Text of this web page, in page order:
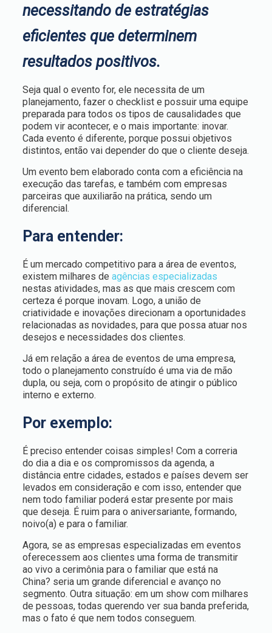
necessitandode estratégias
eficientes que determinem
resultados positivos.
Seja qual o evento for, ele necessita de um
planejamento, fazer o checklist e possuir uma equipe
preparada para todos os tipos de causalidades que
podem vir acontecer, e o mais importante: inovar.
Cada evento é diferente, porque possui objetivos
distintos, então vai depender do que o cliente deseja.
Um evento bem elaborado conta com a eficiência na
execução das tarefas, e também com empresas
parceiras que auxiliarão na prática, sendo um
diferencial.
Para entender:
É um mercado competitivo para a área de eventos,
existem milhares de agências especializadas
nestas atividades, mas as que mais crescem com
certeza é porque inovam. Logo, a união de
criatividade e inovações direcionam a oportunidades
relacionadas as novidades, para que possa atuar nos
desejos e necessidades dos clientes.
Já em relação a área de eventos de uma empresa,
todo o planejamento construído é uma via de mão
dupla, ou seja, com o propósito de atingir o público
interno e externo.
Por exemplo:
É preciso entender coisas simples! Com a correria
do dia a dia e os compromissos da agenda, a
distância entre cidades, estados e países devem ser
levados em consideração e com isso, entender que
nem todo familiar poderá estar presente por mais
que deseja. É ruim para o aniversariante, formando,
noivo(a) e para o familiar.
Agora, se as empresas especializadas em eventos
oferecessem aos clientes uma forma de transmitir
ao vivo a cerimônia para o familiar que está na
China? seria um grande diferencial e avanço no
segmento. Outra situação: em um show com milhares
de pessoas, todas querendo ver sua banda preferida,
mas o fato é que nem todos conseguem.